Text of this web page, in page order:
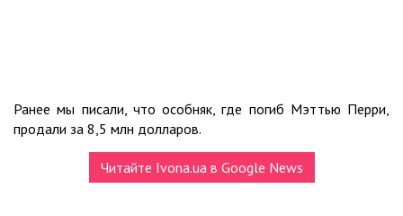
Ранее мы писали, что особняк, где погиб Мэттью Перри,
продали за 8,5 млн долларов.
Читайте Ivona.ua в Google News